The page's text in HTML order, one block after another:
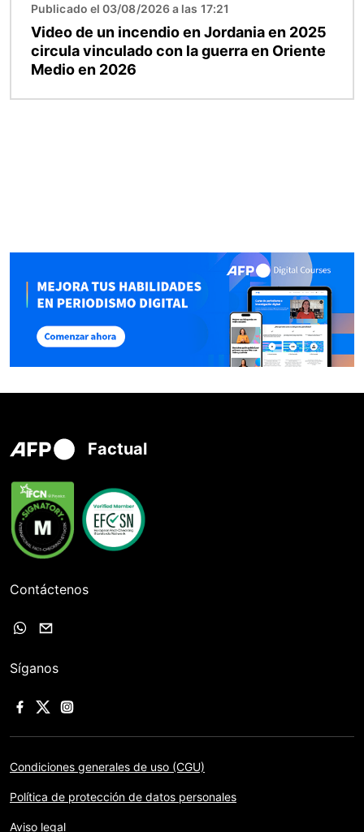
Publicado el 03/08/2026 a las 17:21
Video de un incendio en Jordania en 2025
circula vinculado con la guerra en Oriente
Medio en 2026
Factual
Contáctenos
Síganos
Condiciones generales de uso (CGU)
Política de protección de datos personales
Aviso legal